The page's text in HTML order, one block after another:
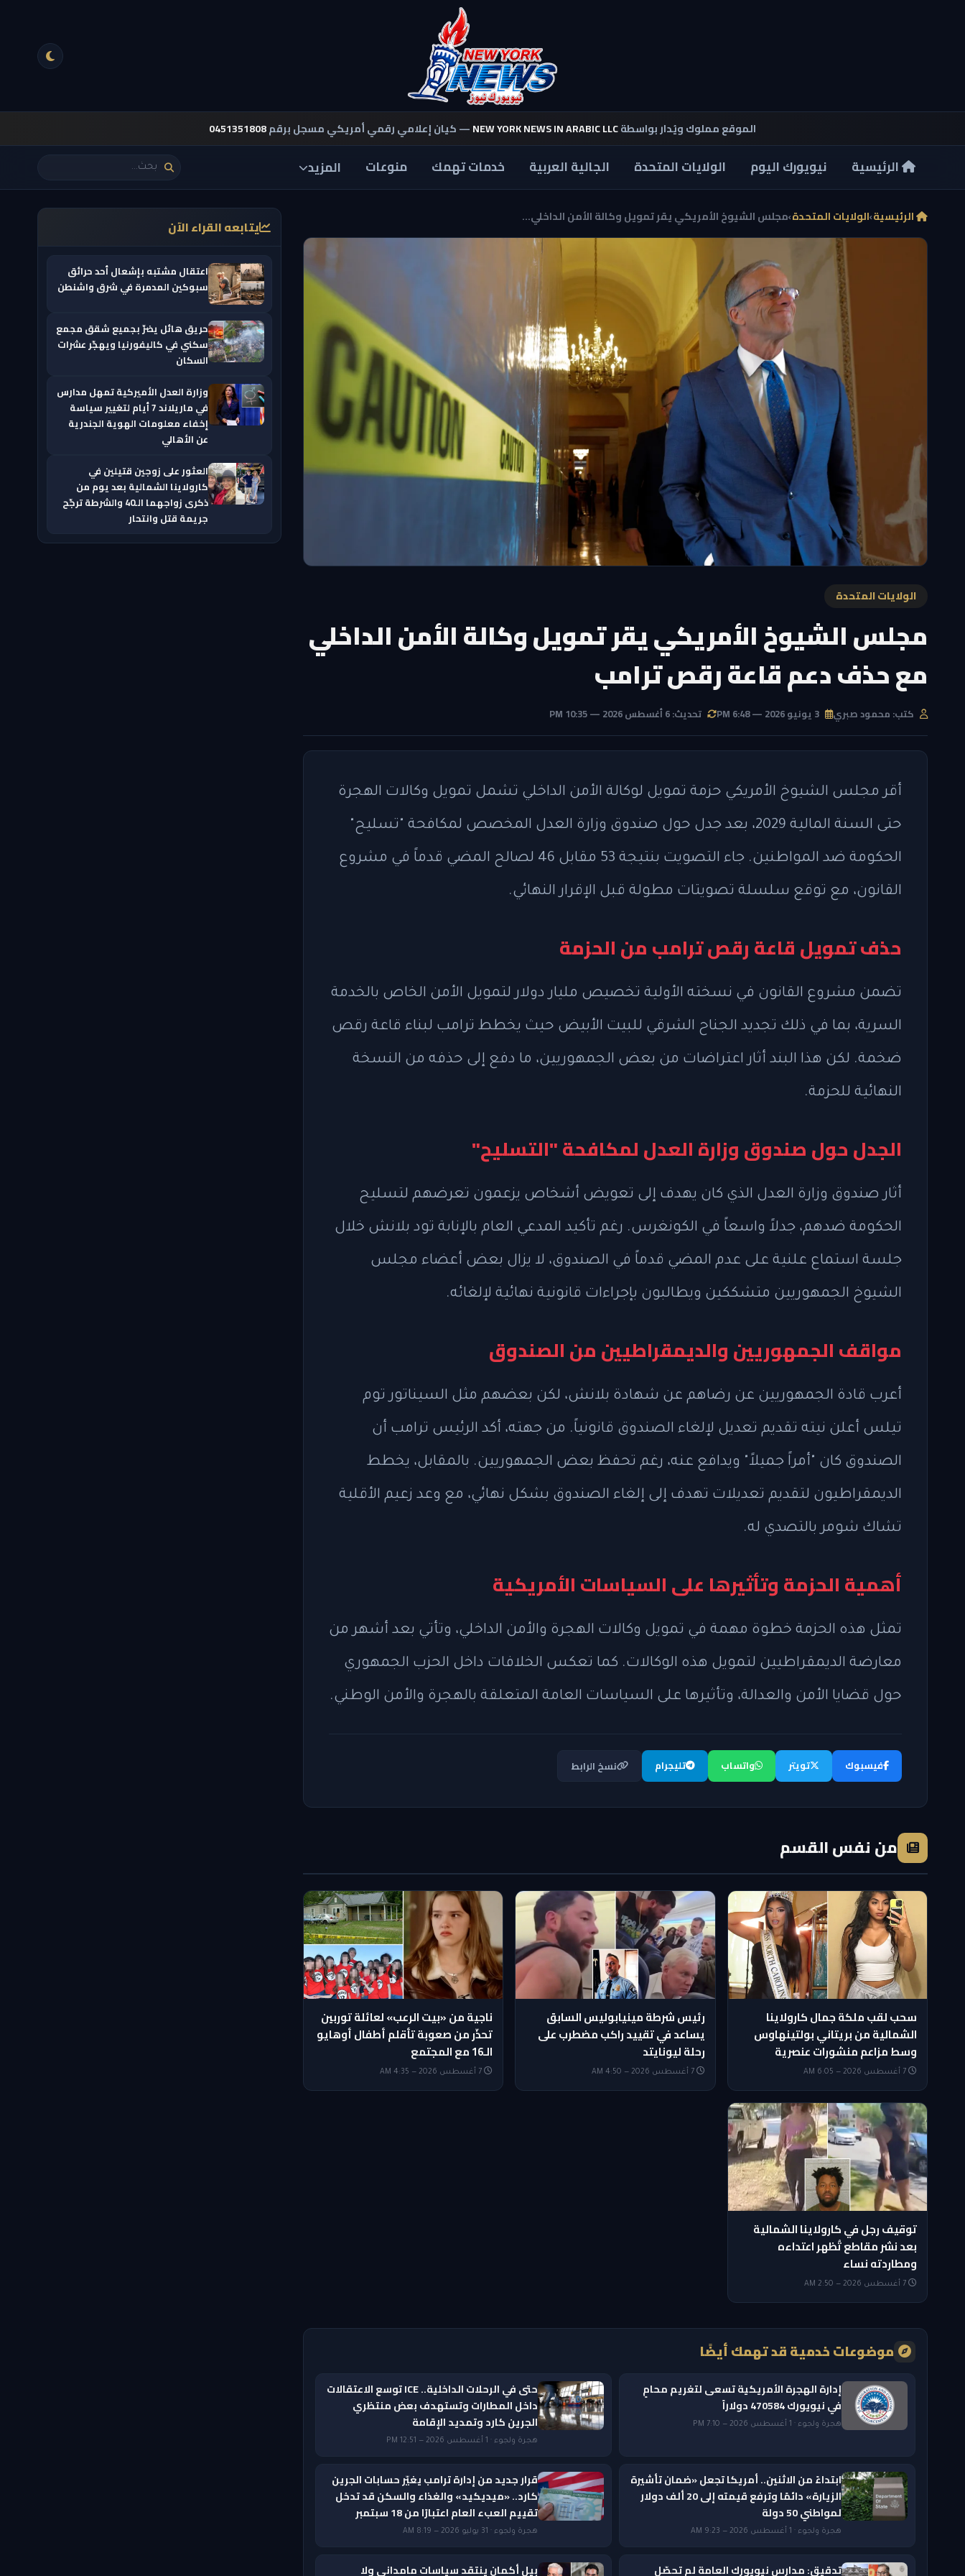
الموقع مملوك ويُدار بواسطةNEW YORK NEWS IN ARABIC LLC— كيان إعلامي رقمي أمريكي مسجل برقم0451351808
الرئيسية نيويورك اليوم الولايات المتحدة الجالية العربية خدمات تهمك منوعات المزيد
الرئيسية›الولايات المتحدة›مجلس الشيوخ الأمريكي يقر تمويل وكالة الأمن الداخلي...
الولايات المتحدة
مجلس الشيوخ الأمريكي يقر تمويل وكالة الأمن الداخلي
مع حذف دعم قاعة رقص ترامب
كتب: محمود صبري تحديث: 6 أغسطس 2026 — 10:35 PM
أقر مجلس الشيوخ الأمريكي حزمة تمويل لوكالة الأمن الداخلي تشمل تمويل وكالات الهجرة
حتى السنة المالية 2029، بعد جدل حول صندوق وزارة العدل المخصص لمكافحة "تسليح"
الحكومة ضد المواطنين. جاء التصويت بنتيجة 53 مقابل 46 لصالح المضي قدماً في مشروع
القانون، مع توقع سلسلة تصويتات مطولة قبل الإقرار النهائي.
حذف تمويل قاعة رقص ترامب من الحزمة
تضمن مشروع القانون في نسخته الأولية تخصيص مليار دولار لتمويل الأمن الخاص بالخدمة
السرية، بما في ذلك تجديد الجناح الشرقي للبيت الأبيض حيث يخطط ترامب لبناء قاعة رقص
ضخمة. لكن هذا البند أثار اعتراضات من بعض الجمهوريين، ما دفع إلى حذفه من النسخة
النهائية للحزمة.
الجدل حول صندوق وزارة العدل لمكافحة "التسليح"
أثار صندوق وزارة العدل الذي كان يهدف إلى تعويض أشخاص يزعمون تعرضهم لتسليح
الحكومة ضدهم، جدلاً واسعاً في الكونغرس. رغم تأكيد المدعي العام بالإنابة تود بلانش خلال
جلسة استماع علنية على عدم المضي قدماً في الصندوق، لا يزال بعض أعضاء مجلس
الشيوخ الجمهوريين متشككين ويطالبون بإجراءات قانونية نهائية لإلغائه.
مواقف الجمهوريين والديمقراطيين من الصندوق
أعرب قادة الجمهوريين عن رضاهم عن شهادة بلانش، لكن بعضهم مثل السيناتور توم
تيلس أعلن نيته تقديم تعديل لإلغاء الصندوق قانونياً. من جهته، أكد الرئيس ترامب أن
الصندوق كان "أمراً جميلاً" ويدافع عنه، رغم تحفظ بعض الجمهوريين. بالمقابل، يخطط
الديمقراطيون لتقديم تعديلات تهدف إلى إلغاء الصندوق بشكل نهائي، مع وعد زعيم الأقلية
تشاك شومر بالتصدي له.
أهمية الحزمة وتأثيرها على السياسات الأمريكية
تمثل هذه الحزمة خطوة مهمة في تمويل وكالات الهجرة والأمن الداخلي، وتأتي بعد أشهر من
معارضة الديمقراطيين لتمويل هذه الوكالات. كما تعكس الخلافات داخل الحزب الجمهوري
حول قضايا الأمن والعدالة، وتأثيرها على السياسات العامة المتعلقة بالهجرة والأمن الوطني.
فيسبوك تويتر واتساب تليجرام نسخ الرابط
من نفس القسم
سحب لقب ملكة جمال كارولاينا
الشمالية من بريتاني بولتينهاوس
وسط مزاعم منشورات عنصرية
رئيس شرطة مينيابوليس السابق
يساعد في تقييد راكب مضطرب على
رحلة ليونايتد
7 أغسطس 2026 — 4:50 AM
ناجية من «بيت الرعب» لعائلة توربين
تحذّر من صعوبة تأقلم أطفال أوهايو
الـ16 مع المجتمع
7 أغسطس 2026 — 4:35 AM
توقيف رجل في كارولاينا الشمالية
بعد نشر مقاطع تُظهر اعتداءه
ومطاردته نساء
موضوعات خدمية قد تهمك أيضًا
إدارة الهجرة الأمريكية تسعى لتغريم محامٍ
في نيويورك 470584 دولاراً
هجرة ولجوء · 1 أغسطس 2026 — 7:10 PM
حتى في الرحلات الداخلية.. ICE توسع الاعتقالات
داخل المطارات وتستهدف بعض منتظري
الجرين كارد وتمديد الإقامة
هجرة ولجوء · 1 أغسطس 2026 — 12:51 PM
ابتداءً من الاثنين.. أمريكا تجعل «ضمان تأشيرة
الزيارة» دائمًا وترفع قيمته إلى 20 ألف دولار
لمواطني 50 دولة
هجرة ولجوء · 1 أغسطس 2026 — 9:23 AM
قرار جديد من إدارة ترامب يغيّر حسابات الجرين
كارد.. «ميديكيد» والغذاء والسكن قد تدخل
تقييم العبء العام اعتبارًا من 18 سبتمبر
هجرة ولجوء · 31 يوليو 2026 — 8:19 AM
تدقيق: مدارس نيويورك العامة لم تحصّل بيل أكمان ينتقد سياسات مامداني ولا
يتابعه القراء الآن
اعتقال مشتبه بإشعال أحد حرائق
سبوكين المدمرة في شرق واشنطن
حريق هائل يضرّ بجميع شقق مجمع
سكني في كاليفورنيا ويهجّر عشرات
السكان
وزارة العدل الأميركية تمهل مدارس
في ماريلاند 7 أيام لتغيير سياسة
إخفاء معلومات الهوية الجندرية
عن الأهالي
العثور على زوجين قتيلين في
كارولاينا الشمالية بعد يوم من
ذكرى زواجهما الـ40 والشرطة ترجّح
جريمة قتل وانتحار